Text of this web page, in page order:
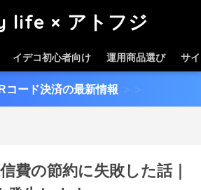
life × アトフジ
イデコ初心者向け 運用商品選び サ
コード決済の最新情報
費の節約に失敗した話｜